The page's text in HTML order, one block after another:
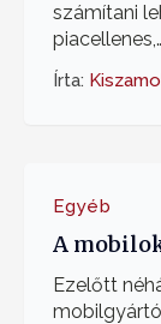
számítani
Írta:
Egyéb
A
Ezelőtt